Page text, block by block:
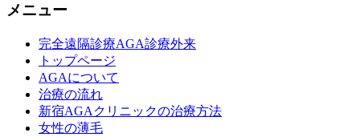
は
メニュー
完全遠隔診療AGA診療外来
トップページ
AGAについて
治療の流れ
新宿AGAクリニックの治療方法
女性の薄毛